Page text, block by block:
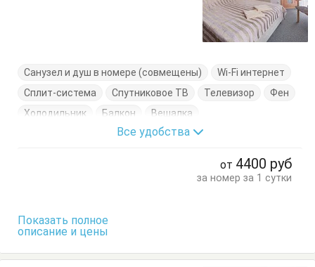
Санузел и душ в номере (совмещены)
Wi-Fi интернет
Сплит-система
Спутниковое ТВ Телевизор
Фен
Холодильник
Балкон
Вешалка
Кровать двуспальная
Стулья Тумбочки
Все удобства
от 4400 руб
за номер за 1 сутки
Показать полное
описание и цены